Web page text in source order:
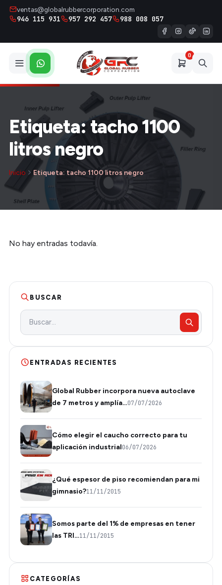
ventas@globalrubbercorporation.com
946 115 931 957 292 457 988 008 057
0
Etiqueta: tacho 1100
litros negro
Inicio Etiqueta: tacho 1100 litros negro
No hay entradas todavía.
BUSCAR
ENTRADAS RECIENTES
Global Rubber incorpora nueva autoclave
de 7 metros y amplía…07/07/2026
Cómo elegir el caucho correcto para tu
aplicación industrial06/07/2026
¿Qué espesor de piso recomiendan para mi
gimnasio?11/11/2015
Somos parte del 1% de empresas en tener
las TRI…11/11/2015
CATEGORÍAS